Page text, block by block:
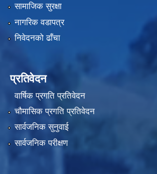
सामाजिक सुरक्षा
नागरिक वडापत्र
निवेदनको ढाँचा
प्रतिवेदन
वार्षिक प्रगति प्रतिवेदन
चौमासिक प्रगति प्रतिवेदन
सार्वजनिक सुनुवाई
सार्वजनिक परीक्षण